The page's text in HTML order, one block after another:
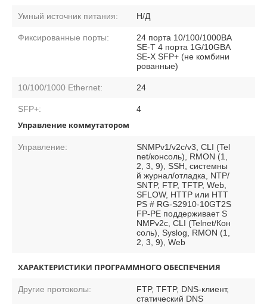
Умный источник питания: Н/Д
Фиксированные порты:
24 порта 10/100/1000BA
SE-T 4 порта 1G/10GBA
SE-X SFP+ (не комбини
рованные)
10/100/1000 Ethernet: 24
SFP+: 4
Управление коммутатором
Управление:
SNMPv1/v2c/v3, CLI (Tel
net/консоль), RMON (1,
2, 3, 9), SSH, системны
й журнал/отладка, NTP/
SNTP, FTP, TFTP, Web,
SFLOW, HTTP или HTT
PS # RG-S2910-10GT2S
FP-PE поддерживает S
NMPv2c, CLI (Telnet/Кон
соль), Syslog, RMON (1,
2, 3, 9), Web
ХАРАКТЕРИСТИКИ ПРОГРАММНОГО ОБЕСПЕЧЕНИЯ
Другие протоколы:
FTP, TFTP, DNS-клиент,
статический DNS